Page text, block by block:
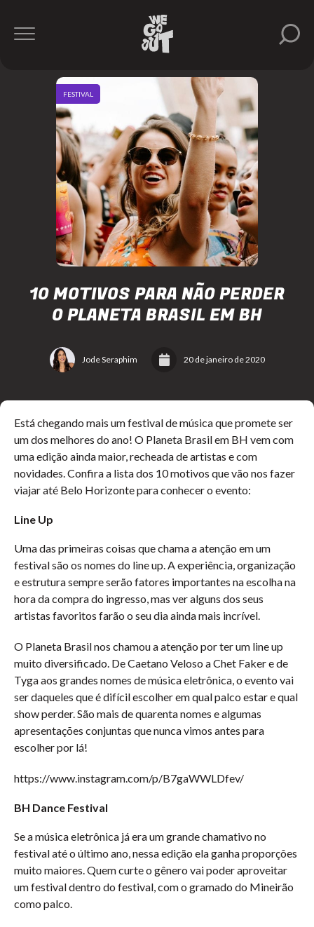
10 MOTIVOS PARA NÃO PERDER
O PLANETA BRASIL EM BH
Jode Seraphim 20 de janeiro de 2020
FESTIVAL
Está chegando mais um festival de música que promete ser
um dos melhores do ano! O Planeta Brasil em BH vem com
uma edição ainda maior, recheada de artistas e com
novidades. Confira a lista dos 10 motivos que vão nos fazer
viajar até Belo Horizonte para conhecer o evento:
Line Up
Uma das primeiras coisas que chama a atenção em um
festival são os nomes do line up. A experiência, organização
e estrutura sempre serão fatores importantes na escolha na
hora da compra do ingresso, mas ver alguns dos seus
artistas favoritos farão o seu dia ainda mais incrível.
O Planeta Brasil nos chamou a atenção por ter um line up
muito diversificado. De Caetano Veloso a Chet Faker e de
Tyga aos grandes nomes de música eletrônica, o evento vai
ser daqueles que é difícil escolher em qual palco estar e qual
show perder. São mais de quarenta nomes e algumas
apresentações conjuntas que nunca vimos antes para
escolher por lá!
https://www.instagram.com/p/B7gaWWLDfev/
BH Dance Festival
Se a música eletrônica já era um grande chamativo no
festival até o último ano, nessa edição ela ganha proporções
muito maiores. Quem curte o gênero vai poder aproveitar
um festival dentro do festival, com o gramado do Mineirão
como palco.